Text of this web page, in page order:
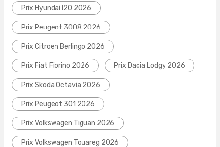
Prix Hyundai I20 2026
Prix Peugeot 3008 2026
Prix Citroen Berlingo 2026
Prix Fiat Fiorino 2026 Prix Dacia Lodgy 2026
Prix Skoda Octavia 2026
Prix Peugeot 301 2026
Prix Volkswagen Tiguan 2026
Prix Volkswagen Touareg 2026